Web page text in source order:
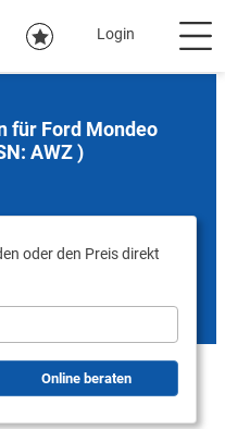
Login
für Ford Mondeo
AWZ )
oder den Preis direkt
Online beraten